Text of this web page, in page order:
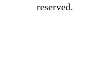
reserved.